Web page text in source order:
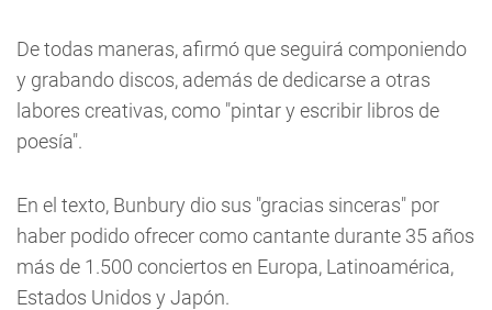
De todas maneras, afirmó que seguirá componiendo
y grabando discos, además de dedicarse a otras
labores creativas, como "pintar y escribir libros de
poesía".
En el texto, Bunbury dio sus "gracias sinceras" por
haber podido ofrecer como cantante durante 35 años
más de 1.500 conciertos en Europa, Latinoamérica,
Estados Unidos y Japón.